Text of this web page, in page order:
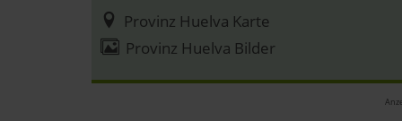
Provinz Huelva Karte
Provinz Huelva Bilder